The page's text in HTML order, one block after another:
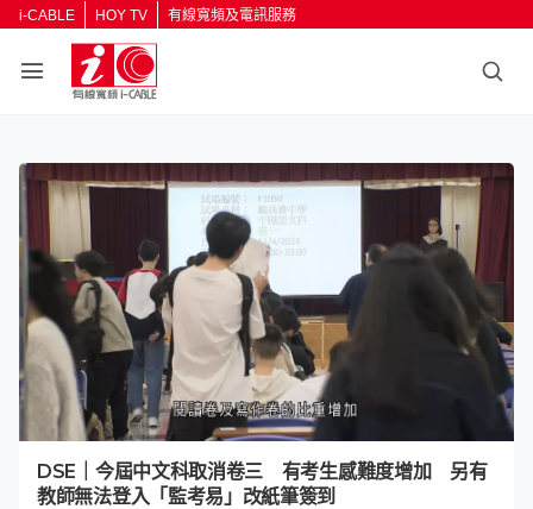
i-CABLE HOY TV 有線寬頻及電訊服務
DSE｜今屆中文科取消卷三 有考生感難度增加 另有
教師無法登入「監考易」改紙筆簽到